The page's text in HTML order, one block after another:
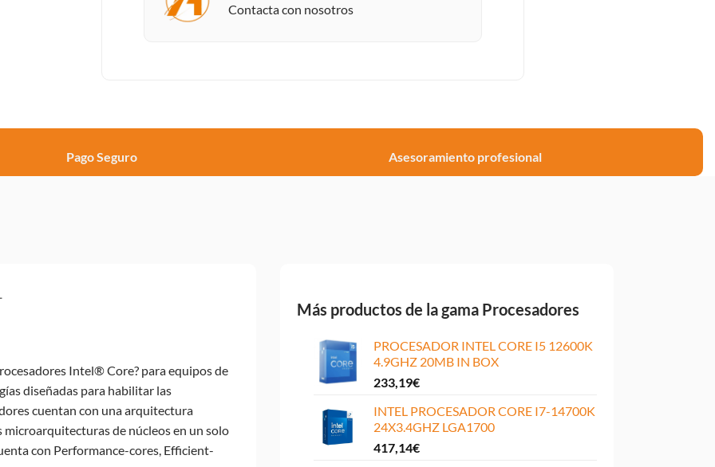
Contacta con nosotros
Pago Seguro Asesoramiento profesional
Intel® Core? para equipos de
diseñadas para habilitar las
cuentan con una arquitectura
de núcleos en un solo
con Performance-cores, Efficient-
Más productos de la gama Procesadores
PROCESADOR INTEL CORE I5 12600K
4.9GHZ 20MB IN BOX
233,19€
INTEL PROCESADOR CORE I7-14700K
24X3.4GHZ LGA1700
417,14€